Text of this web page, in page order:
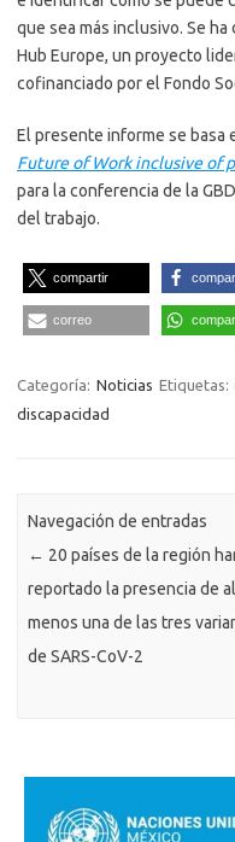
que sea más inclusivo. Se
Hub Europe, un proyecto
cofinanciado por el Fondo
El presente informe se basa
Future of Work inclusive of
para la conferencia de la
del trabajo.
compartir
correo
Categoría: Noticias Etiquetas:
discapacidad
Navegación de entradas
← 20 países de la región
reportado la presencia de al
menos una de las tres
de SARS-CoV-2